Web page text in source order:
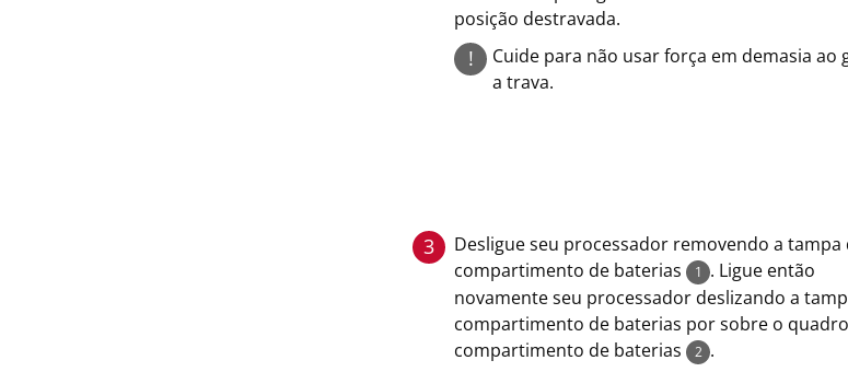
posição destravada.
!
Cuide para não usar força em demasia ao
a trava.
3
Desligue seu processador removendo a tampa
compartimento de baterias 1 . Ligue então
novamente seu processador deslizando a
compartimento de baterias por sobre o
compartimento de baterias 2 .